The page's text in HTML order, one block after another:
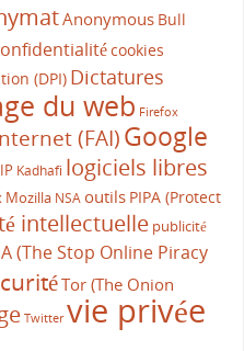
Anonymous Bull
cookies
(DPI) Dictatures
du web Firefox
(FAI)Google
IP Kadhafi logiciels libres
Mozilla NSA outils PIPA (Protect
intellectuelle publicité
(The Stop Online Piracy
Tor (The Onion
Twitter vie privée